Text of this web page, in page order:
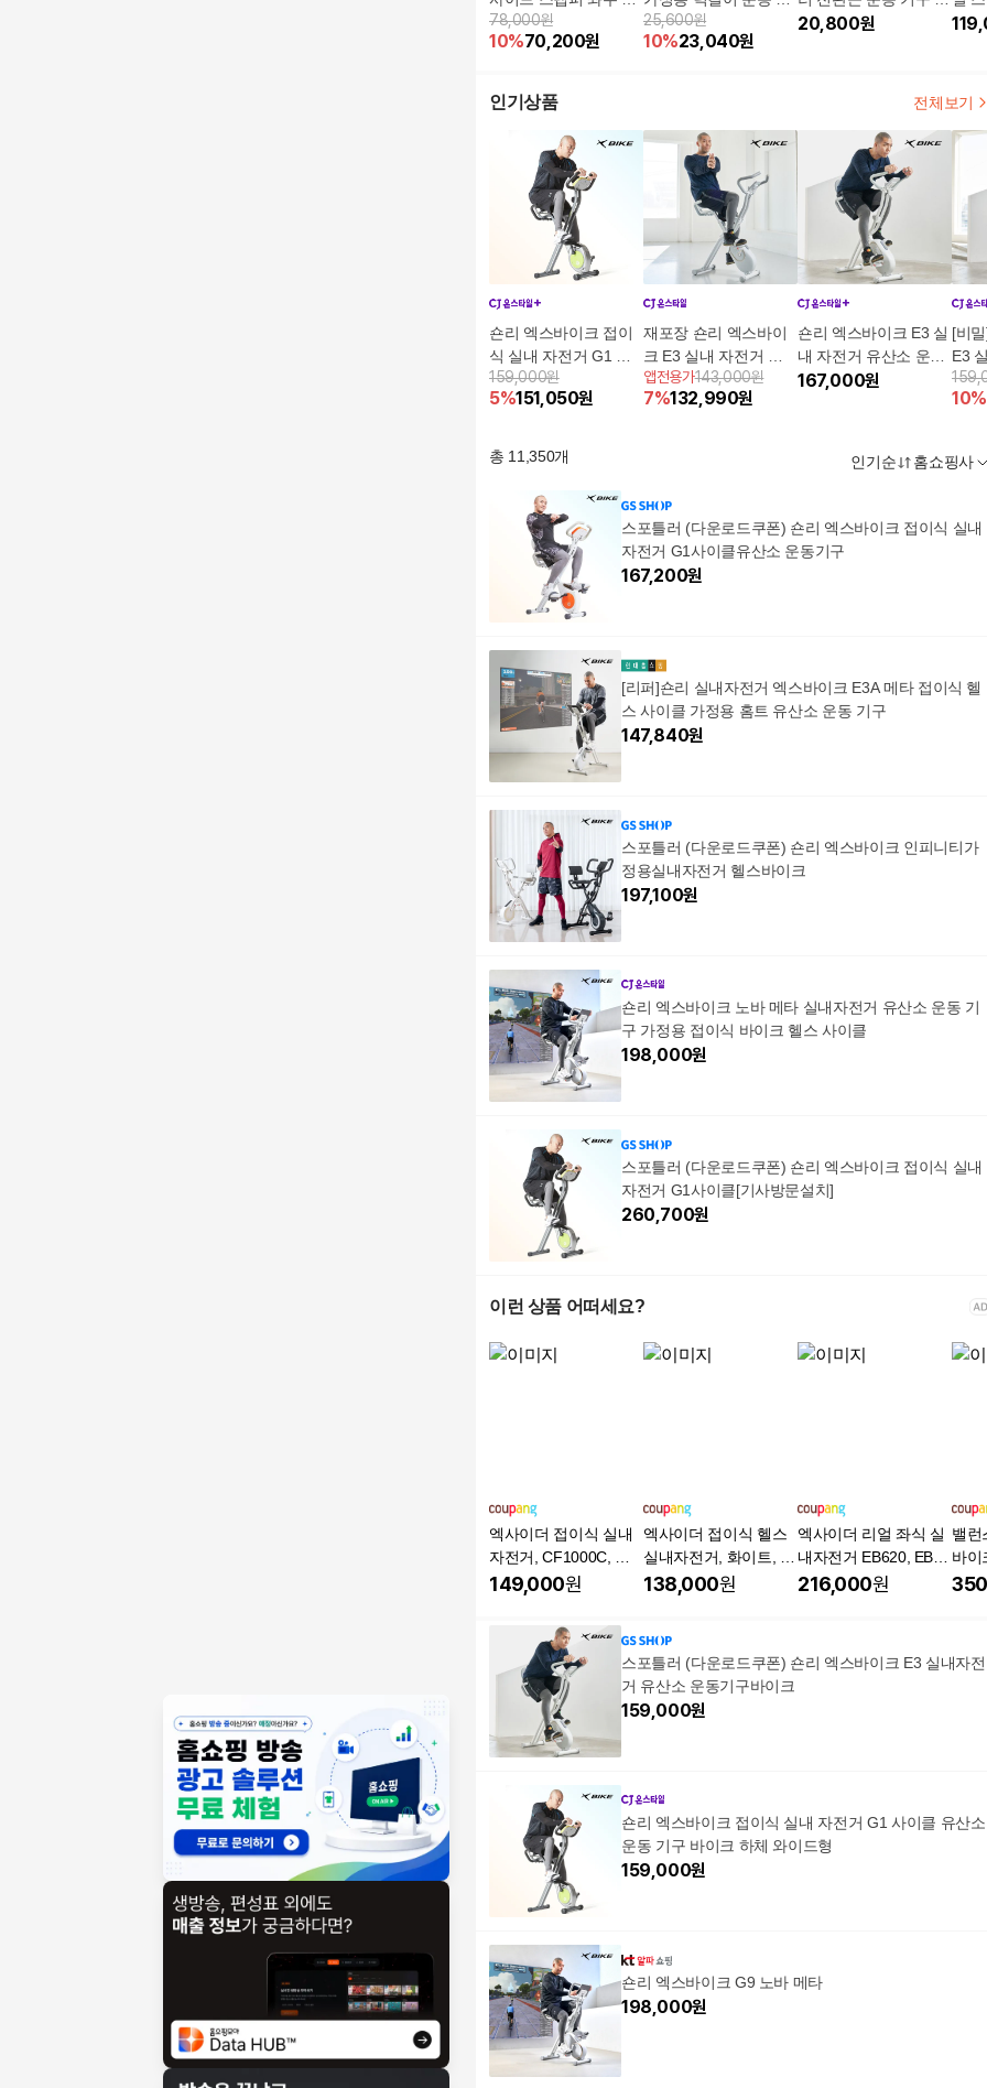
단 오르기 실내 유산소
걷기 운동기구
78,000원
10%70,200원
구 실내 풀업바
25,600원
10%23,040원
뚝 근육 강화 1M 벨트
20,800원
이머
인기상품 전체보기
숀리 엑스바이크 접이
식 실내 자전거 G1 사
이클 유산소 운동 기구
바이크 하체 와이드형
159,000원
5%151,050원
재포장 숀리 엑스바이
크 E3 실내 자전거 유
산소 운동 기구 바이크
가정용 접이식 헬스 사
앱전용가143,000원
7%132,990원
숀리 엑스바이크 E3 실
내 자전거 유산소 운동
기구 바이크 가정용 접
167,000원
[비
E3
운동
용
10%
총 11,350개 인기순 홈쇼핑사
스포틀러 (다운로드쿠폰) 숀리 엑스바이크 접이식 실내
자전거 G1사이클유산소 운동기구
167,200원
[리퍼]숀리 실내자전거 엑스바이크 E3A 메타 접이식 헬
스 사이클 가정용 홈트 유산소 운동 기구
147,840원
스포틀러 (다운로드쿠폰) 숀리 엑스바이크 인피니티가
정용실내자전거 헬스바이크
197,100원
숀리 엑스바이크 노바 메타 실내자전거 유산소 운동 기
구 가정용 접이식 바이크 헬스 사이클
198,000원
스포틀러 (다운로드쿠폰) 숀리 엑스바이크 접이식 실내
자전거 G1사이클[기사방문설치]
260,700원
이런 상품 어떠세요?
엑사이더 접이식 실내
자전거, CF1000C, 화
이트
149,000원
엑사이더 접이식 헬스
실내자전거, 화이트, C
F918A
138,000원
엑사이더 리얼 좌식 실
내자전거 EB620, EB62
0, 화이트
216,000원
밸런
바이
내자
스포틀러 (다운로드쿠폰) 숀리 엑스바이크 E3 실내자전
거 유산소 운동기구바이크
159,000원
숀리 엑스바이크 접이식 실내 자전거 G1 사이클 유산소
운동 기구 바이크 하체 와이드형
159,000원
숀리 엑스바이크 G9 노바 메타
198,000원